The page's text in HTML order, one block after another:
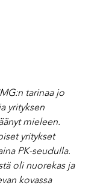
tarinaa jo
yrityksen
mieleen.
yritykset
PK-seudulla.
oli nuorekas ja
kovassa